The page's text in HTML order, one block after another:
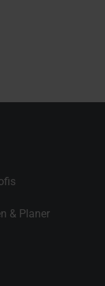
& Planer